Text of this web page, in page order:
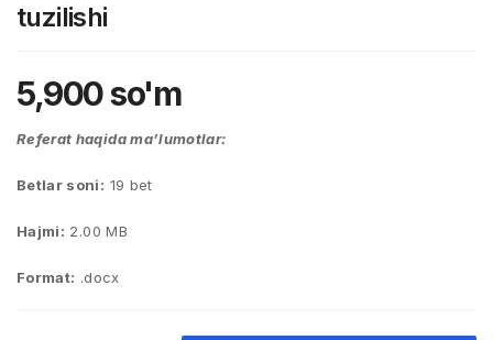
tuzilishi
5,900so'm
Referat haqida ma’lumotlar:
Betlar soni: 19 bet
Hajmi: 2.00 MB
Format: .docx